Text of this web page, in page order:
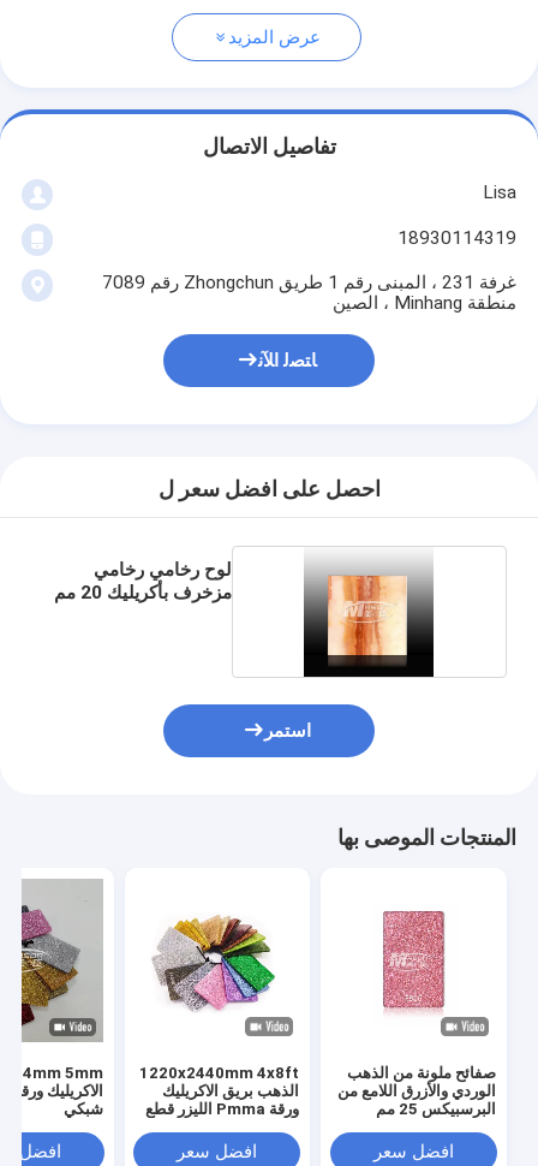
عرض المزيد
تفاصيل الاتصال
Lisa
18930114319
غرفة 231 ، المبنى رقم 1 طريق Zhongchun رقم 7089
منطقة Minhang ، الصين
ﺎﺘﺼﻟ ﺍﻶﻧ
احصل على افضل سعر ل
لوح رخامي رخامي
مزخرف بأكريليك 20 مم
استمر
المنتجات الموصى بها
صفائح ملونة من الذهب
الوردي والأزرق اللامع من
البرسبيكس 25 مم
افضل سعر
1220x2440mm 4x8ft
الذهب بريق الاكريليك
ورقة Pmma الليزر قطع
افضل سعر
الاكريليك ورقة
شبكي
افضل